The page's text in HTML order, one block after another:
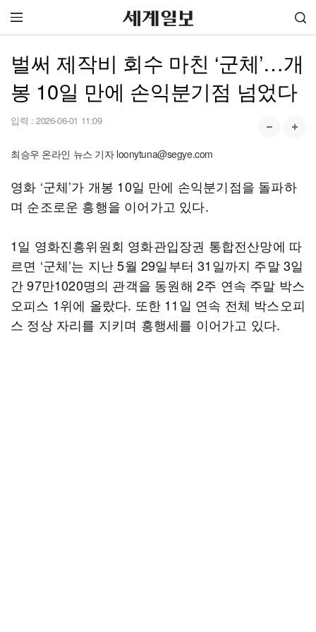
벌써 제작비 회수 마친 ‘군체’…개
봉 10일 만에 손익분기점 넘었다
입력 : 2026-06-01 11:09
최승우 온라인 뉴스 기자 loonytuna@segye.com
영화 ‘군체’가 개봉 10일 만에 손익분기점을 돌파하
며 순조로운 흥행을 이어가고 있다.
1일 영화진흥위원회 영화관입장권 통합전산망에 따
르면 ‘군체’는 지난 5월 29일부터 31일까지 주말 3일
간 97만1020명의 관객을 동원해 2주 연속 주말 박스
오피스 1위에 올랐다. 또한 11일 연속 전체 박스오피
스 정상 자리를 지키며 흥행세를 이어가고 있다.